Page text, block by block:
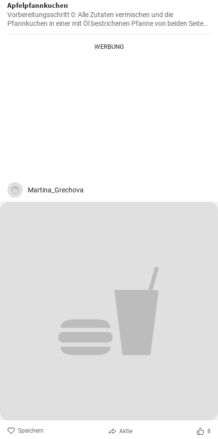
Apfelpfannkuchen
Vorbereitungsschritt 0: Alle Zutaten vermischen und die
Pfannkuchen in einer mit Öl bestrichenen Pfanne von beiden Seiten
braten.
WERBUNG
Martina_Grechova
Speichern Aktie 8